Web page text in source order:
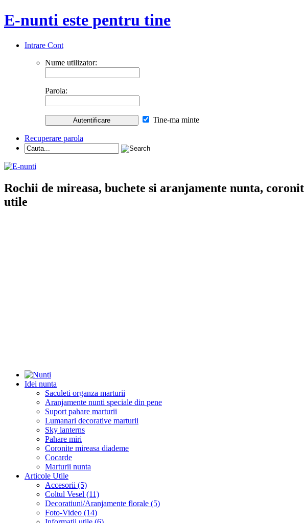
E-nunti este pentru tine
Intrare Cont
Nume utilizator:
Parola:
Tine-ma minte
Recuperare parola
Rochii de mireasa, buchete si aranjamente nunta,
utile
Idei nunta
Saculeti organza marturii
Aranjamente nunti speciale din pene
Suport pahare marturii
Lumanari decorative marturii
Sky lanterns
Pahare miri
Coronite mireasa diademe
Cocarde
Marturii nunta
Articole Utile
Accesorii (5)
Coltul Vesel (11)
Decoratiuni/Aranjamente florale (5)
Foto-Video (14)